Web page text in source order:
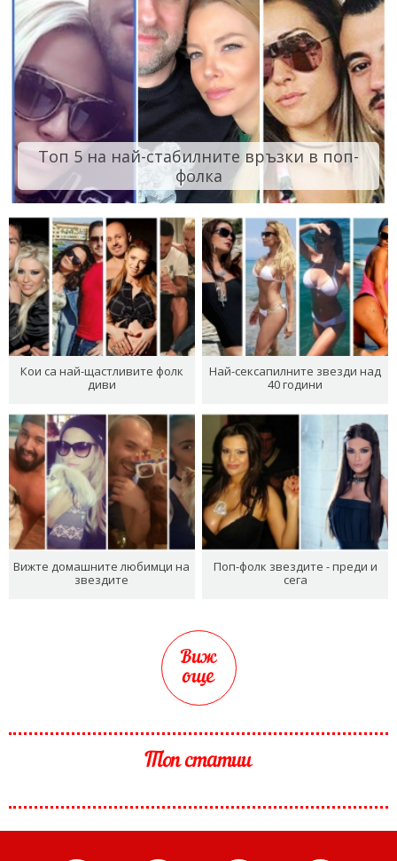
Топ 5 на най-стабилните връзки в поп-
фолка
Кои са най-щастливите фолк
диви
Най-сексапилните звезди над
40 години
Вижте домашните любимци на
звездите
Поп-фолк звездите - преди и
сега
Виж
още
Топ статии